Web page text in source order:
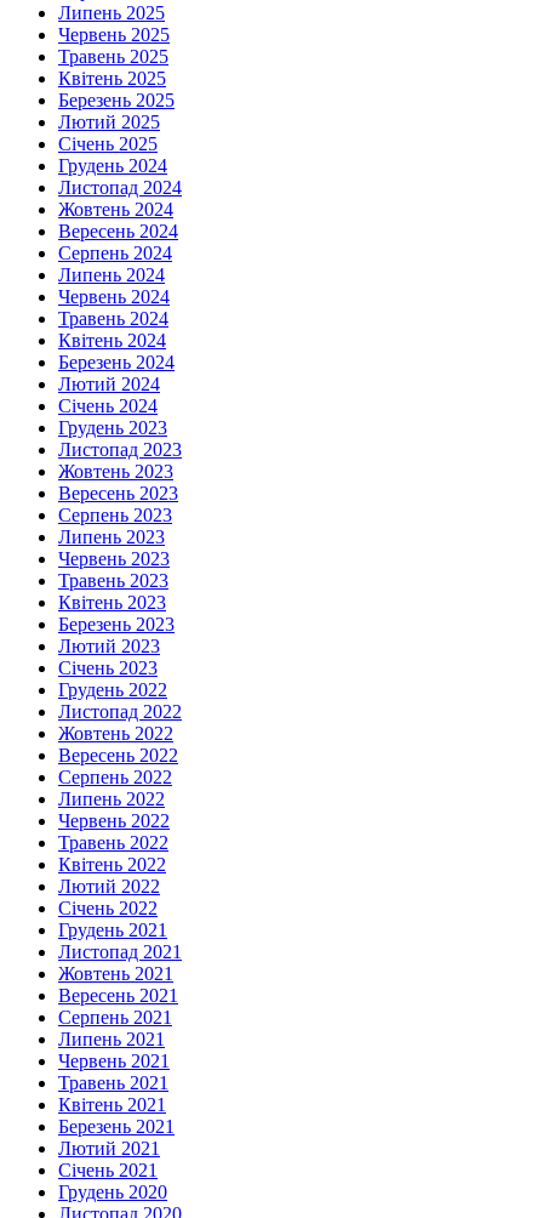
Липень 2025
Червень 2025
Травень 2025
Квітень 2025
Березень 2025
Лютий 2025
Січень 2025
Грудень 2024
Листопад 2024
Жовтень 2024
Вересень 2024
Серпень 2024
Липень 2024
Червень 2024
Травень 2024
Квітень 2024
Березень 2024
Лютий 2024
Січень 2024
Грудень 2023
Листопад 2023
Жовтень 2023
Вересень 2023
Серпень 2023
Липень 2023
Червень 2023
Травень 2023
Квітень 2023
Березень 2023
Лютий 2023
Січень 2023
Грудень 2022
Листопад 2022
Жовтень 2022
Вересень 2022
Серпень 2022
Липень 2022
Червень 2022
Травень 2022
Квітень 2022
Лютий 2022
Січень 2022
Грудень 2021
Листопад 2021
Жовтень 2021
Вересень 2021
Серпень 2021
Липень 2021
Червень 2021
Травень 2021
Квітень 2021
Березень 2021
Лютий 2021
Січень 2021
Грудень 2020
Листопад 2020